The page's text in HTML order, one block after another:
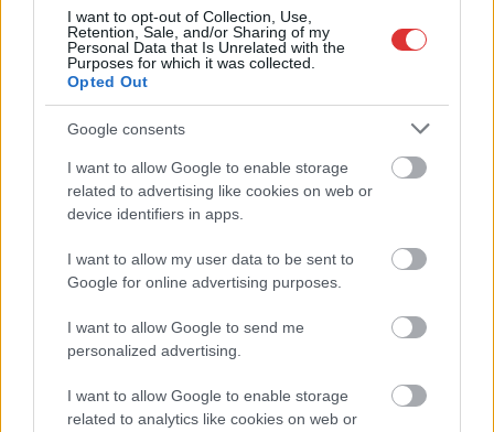
I want to opt-out of Collection, Use,
Retention, Sale, and/or Sharing of my
Personal Data that Is Unrelated with the
Purposes for which it was collected.
Opted Out
Google consents
I want to allow Google to enable storage
related to advertising like cookies on web or
device identifiers in apps.
I want to allow my user data to be sent to
Google for online advertising purposes.
I want to allow Google to send me
personalized advertising.
I want to allow Google to enable storage
related to analytics like cookies on web or
Magyarország bige holding,Bige László,